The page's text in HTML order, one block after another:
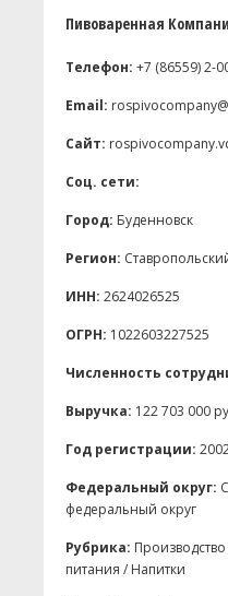
Пивоваренная
Телефон: +7 (86559) 2-
Email:
Сайт:
Соц. сети:
Город: Буденновск
Регион:
ИНН: 2624026525
ОГРН: 1022603227525
Численность
Выручка: 122 703 000
Год регистрации:
Федеральный округ:
федеральный округ
Рубрика:
питания / Напитки